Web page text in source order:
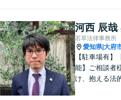
多数。
河西 辰哉
若草法律事務所
愛知県|大府
【駐車場有】
能】ご相談者
け、抱える法